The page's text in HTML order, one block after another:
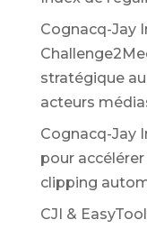
Cognacq-Jay
stratégique
acteurs
Cognacq-Jay
pour
clipping
CJI &